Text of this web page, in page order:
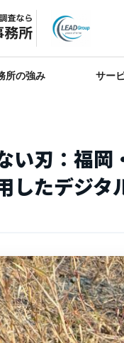
所の強み サー
い刃：福
したデジタ